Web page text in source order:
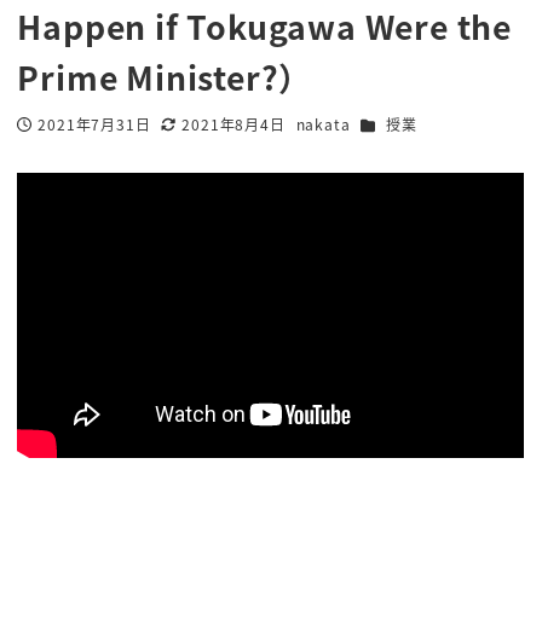
Happen if Tokugawa Were the
Prime Minister?）
投稿日
2021年7月31日
更新日
2021年8月4日
著
nakata カテゴリー
授業